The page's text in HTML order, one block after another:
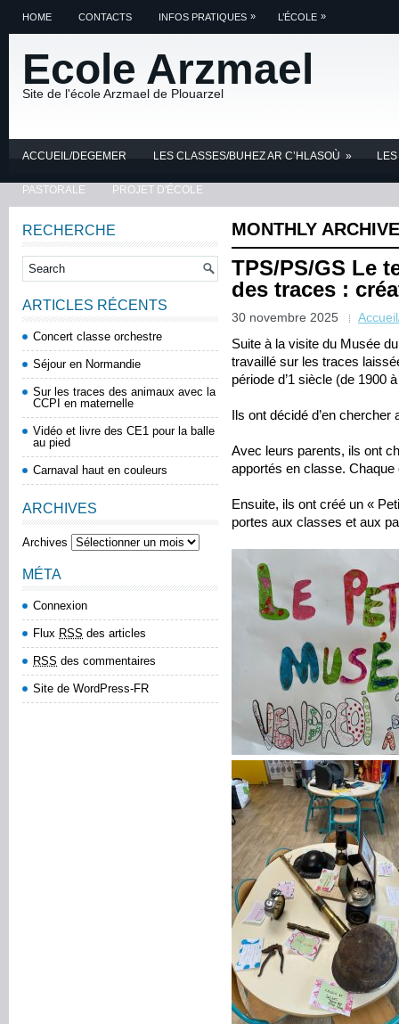
HOME CONTACTS INFOS PRATIQUES » L’ÉCOLE »
Ecole Arzmael
Site de l'école Arzmael de Plouarzel
ACCUEIL/DEGEMER LES CLASSES/BUHEZ AR C’HLASOÙ »
PASTORALE PROJET D'ÉCOLE
MONTHLY
TPS/PS/GS Le
des traces :
30 novembre 2025
Suite à la visite du Musée
travaillé sur les traces
période d’1 siècle (de 1900
Ils ont décidé d’en chercher
Avec leurs parents, ils ont
apportés en classe.
Ensuite, ils ont créé un «
portes aux classes et aux
RECHERCHE
ARTICLES RÉCENTS
Concert classe orchestre
Séjour en Normandie
Sur les traces des animaux avec la
CCPI en maternelle
Vidéo et livre des CE1 pour la balle
au pied
Carnaval haut en couleurs
ARCHIVES
Archives
MÉTA
Connexion
Flux RSS des articles
RSS des commentaires
Site de WordPress-FR